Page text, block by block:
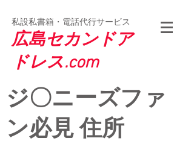
私設私書箱・電話代行サービス
広島セカンドア
ドレス.com
ジ〇ニーズファ
ン必見 住所